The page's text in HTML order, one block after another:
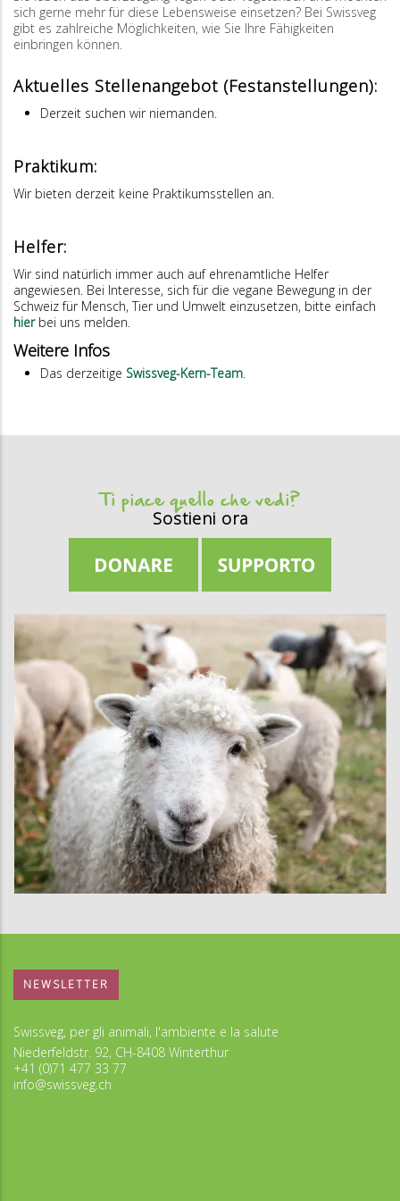
sich gerne mehr für diese Lebensweise einsetzen? Bei Swissveg
gibt es zahlreiche Möglichkeiten, wie Sie Ihre Fähigkeiten
einbringen können.
Aktuelles Stellenangebot (Festanstellungen):
Derzeit suchen wir niemanden.
Praktikum:
Wir bieten derzeit keine Praktikumsstellen an.
Helfer:
Wir sind natürlich immer auch auf ehrenamtliche Helfer
angewiesen. Bei Interesse, sich für die vegane Bewegung in der
Schweiz für Mensch, Tier und Umwelt einzusetzen, bitte einfach
hierbei uns melden.
Weitere Infos
Das derzeitige Swissveg-Kern-Team
Ti piace quello che vedi?
Sostieni ora
NEWSLETTER
Swissveg, per gli animali, l'ambiente e la salute
Niederfeldstr. 92, CH-8408 Winterthur
+41 (0)71 477 33 77
info@swissveg.ch